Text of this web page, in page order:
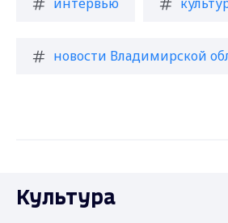
новости Владимирской
Культура